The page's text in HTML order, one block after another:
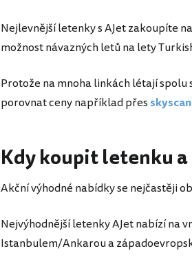
Nejlevnější letenky s AJet zakoupíte
možnost návazných letů na lety
Protože na mnoha linkách létají
porovnat ceny například přes
Kdy koupit letenku a
Akční výhodné nabídky se nejčastěji
Nejvýhodnější letenky AJet nabízí na
Istanbulem/Ankarou a